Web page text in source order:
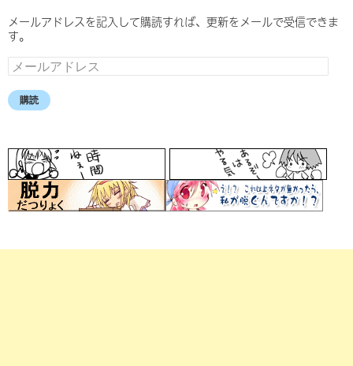
メールアドレスを記入して購読すれば、更新をメールで受信できま
す。
メ
ー
ル
ア
ス
購読